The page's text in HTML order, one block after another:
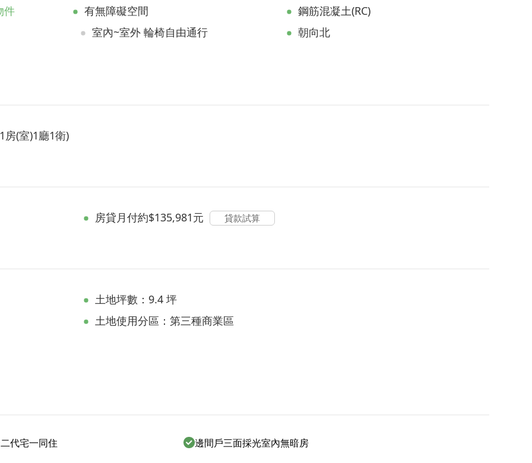
件
有無障礙空間
室內~室外 輪椅自由通行
鋼筋混凝土(RC)
朝向北
(室)1廳1衛)
房貸 月付約$135,981元 貸款試算
土地坪數：9.4 坪
土地使用分區：第三種商業區
代宅一同住 邊間戶三面採光室內無暗房